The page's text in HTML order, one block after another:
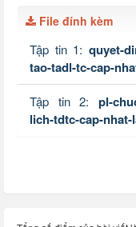
File đính kèm
Tập tin 1: quyet-
tao-tadl-tc-cap-
Tập tin 2: pl-
lich-tdtc-cap-